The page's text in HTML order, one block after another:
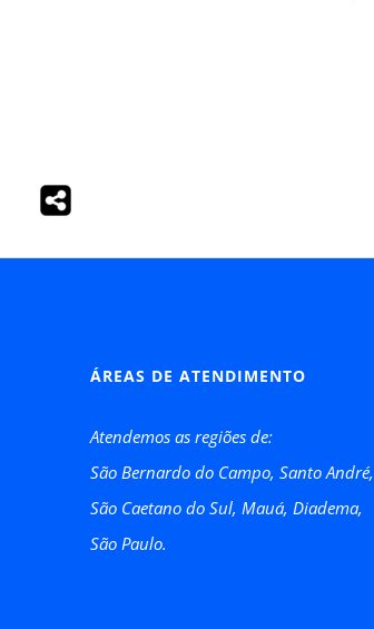
ÁREAS DE ATENDIMENTO
Atendemos as regiões de:
São Bernardo do Campo, Santo André,
São Caetano do Sul, Mauá, Diadema,
São Paulo.